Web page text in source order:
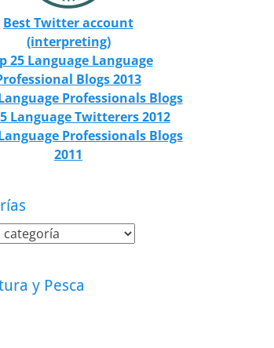
Best Twitter account
(interpreting)
25 Language Language
Blogs 2013
Professionals Blogs
Language Twitterers 2012
Professionals Blogs
2011
y Pesca